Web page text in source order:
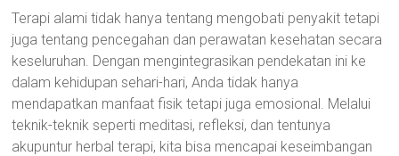
Terapi alami tidak hanya tentang mengobati penyakit tetapi
juga tentang pencegahan dan perawatan kesehatan secara
keseluruhan. Dengan mengintegrasikan pendekatan ini ke
dalam kehidupan sehari-hari, Anda tidak hanya
mendapatkan manfaat fisik tetapi juga emosional. Melalui
teknik-teknik seperti meditasi, refleksi, dan tentunya
akupuntur herbal terapi, kita bisa mencapai keseimbangan